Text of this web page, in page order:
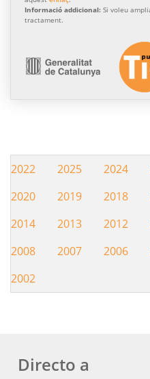
Informació addicional: Si voleu
tractament.
Hemeroteca
2022 2025 2024
2020
2019 2018
2014
2013 2012
2008
2007 2006
2002
Directo a